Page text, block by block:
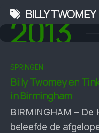
BILLY TWOMEY
2013
SPRINGEN
Billy Twomey en
in Birmingham
BIRMINGHAM –
beleefde de